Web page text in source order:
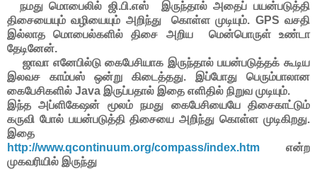
நமது மொபைலில் ஜி.பி.எஸ் இருந்தால் அதைப் பயன்படுத்தி
திசையையும் வழியையும் அறிந்து கொள்ள முடியும். GPS வசதி
இல்லாத மொபைல்களில் திசை அறிய மென்பொருள் உண்டா
தேடினேன்.
ஜாவா எனேபில்டு கைபேசியாக இருந்தால் பயன்படுத்தக் கூடிய
இலவச காம்பஸ் ஒன்று கிடைத்தது. இப்போது பெரும்பாலான
கைபேசிகளில் Java இருப்பதால் இதை எளிதில் நிறுவ முடியும்.
இந்த அப்ளிகேஷன் மூலம் நமது கைபேசியையே திசைகாட்டும்
கருவி போல் பயன்படுத்தி திசையை அறிந்து கொள்ள முடிகிறது.
இதை
http://www.qcontinuum.org/compass/index.htm என்ற
முகவரியில் இருந்து